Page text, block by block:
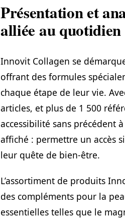
Présentation et
alliée au quotidien
Innovit Collagen se
offrant des formules
chaque étape de leur vie.
articles, et plus de 1 500
accessibilité sans précédent
affiché : permettre un accès
leur quête de bien-être.
L’assortiment de produits
des compléments pour la
essentielles telles que le